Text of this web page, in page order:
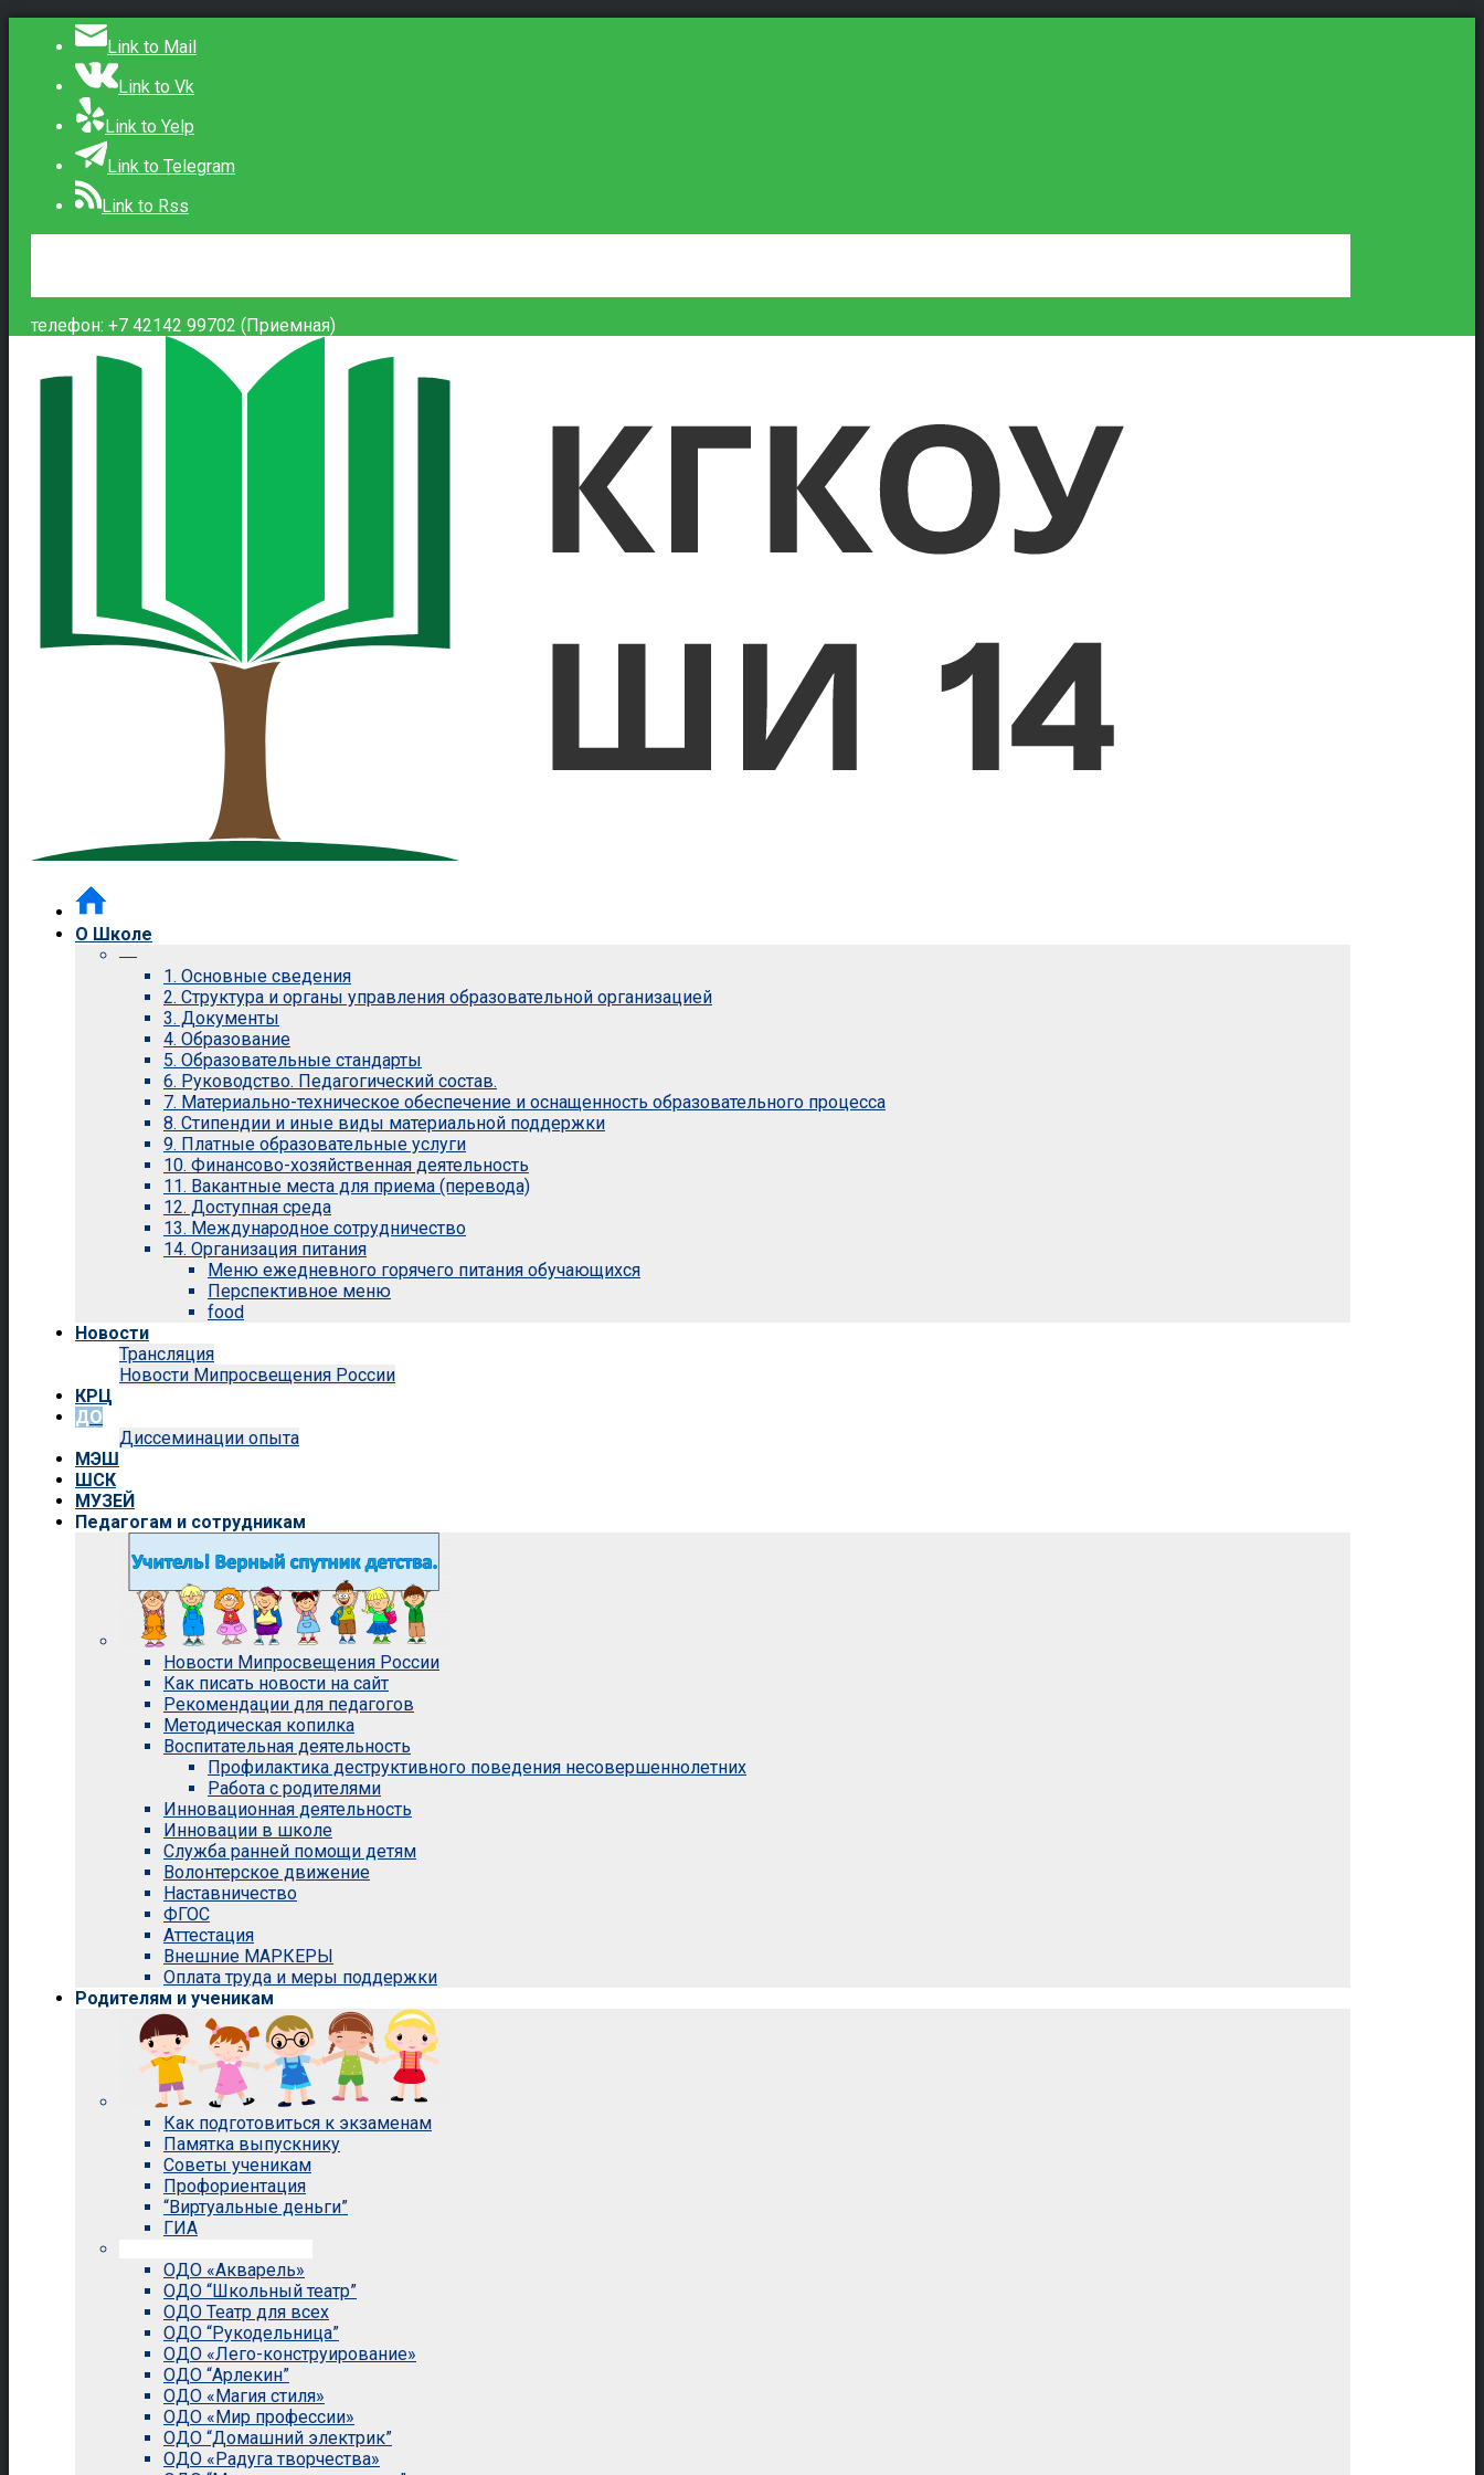
Link to Mail
Link to Vk
Link to Yelp
Link to Telegram
Link to Rss
телефон: +7 42142 99702 (Приемная)
О Школе
—
1. Основные сведения
2. Структура и органы управления образовательной организацией
3. Документы
4. Образование
5. Образовательные стандарты
6. Руководство. Педагогический состав.
7. Материально-техническое обеспечение и оснащенность образовательного процесса
8. Стипендии и иные виды материальной поддержки
9. Платные образовательные услуги
10. Финансово-хозяйственная деятельность
11. Вакантные места для приема (перевода)
12. Доступная среда
13. Международное сотрудничество
14. Организация питания
Меню ежедневного горячего питания обучающихся
Перспективное меню
food
Новости
Трансляция
Новости Мипросвещения России
КРЦ
ДО
Диссеминации опыта
МЭШ
ШСК
МУЗЕЙ
Педагогам и сотрудникам
Новости Мипросвещения России
Как писать новости на сайт
Рекомендации для педагогов
Методическая копилка
Воспитательная деятельность
Профилактика деструктивного поведения несовершеннолетних
Работа с родителями
Инновационная деятельность
Инновации в школе
Служба ранней помощи детям
Волонтерское движение
Наставничество
ФГОС
Аттестация
Внешние МАРКЕРЫ
Оплата труда и меры поддержки
Родителям и ученикам
Как подготовиться к экзаменам
Памятка выпускнику
Советы ученикам
Профориентация
“Виртуальные деньги”
ГИА
ОДО «Акварель»
ОДО “Школьный театр”
ОДО Театр для всех
ОДО “Рукодельница”
ОДО «Лего-конструирование»
ОДО “Арлекин”
ОДО «Магия стиля»
ОДО «Мир профессии»
ОДО “Домашний электрик”
ОДО «Радуга творчества»